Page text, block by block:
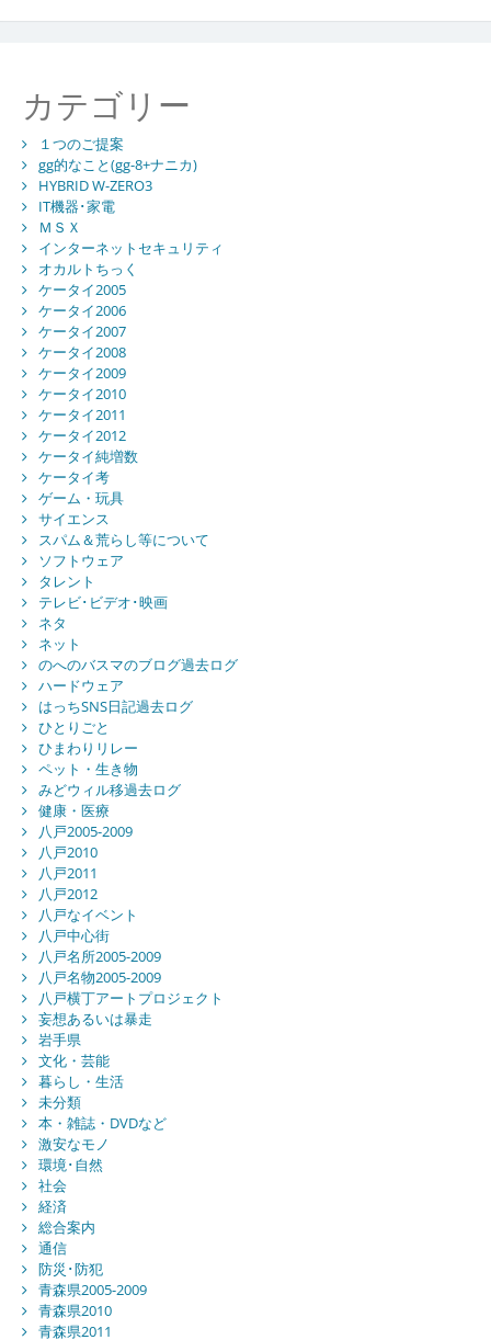
カテゴリー
１つのご提案
gg的なこと(gg-8+ナニカ)
HYBRID W-ZERO3
IT機器･家電
ＭＳＸ
インターネットセキュリティ
オカルトちっく
ケータイ2005
ケータイ2006
ケータイ2007
ケータイ2008
ケータイ2009
ケータイ2010
ケータイ2011
ケータイ2012
ケータイ純増数
ケータイ考
ゲーム・玩具
サイエンス
スパム＆荒らし等について
ソフトウェア
タレント
テレビ･ビデオ･映画
ネタ
ネット
のへのバスマのブログ過去ログ
ハードウェア
はっちSNS日記過去ログ
ひとりごと
ひまわりリレー
ペット・生き物
みどウィル移過去ログ
健康・医療
八戸2005-2009
八戸2010
八戸2011
八戸2012
八戸なイベント
八戸中心街
八戸名所2005-2009
八戸名物2005-2009
八戸横丁アートプロジェクト
妄想あるいは暴走
岩手県
文化・芸能
暮らし・生活
未分類
本・雑誌・DVDなど
激安なモノ
環境･自然
社会
経済
総合案内
通信
防災･防犯
青森県2005-2009
青森県2010
青森県2011